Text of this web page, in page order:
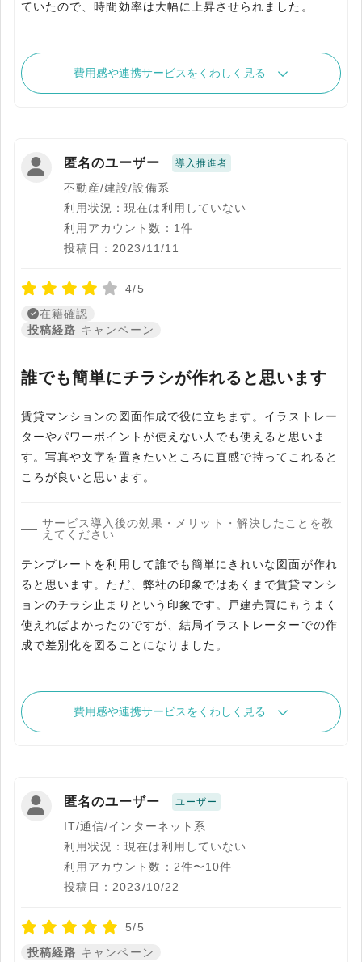
ていたので、時間効率は大幅に上昇させられました。
費用感や連携サービスをくわしく見る
匿名のユーザー 導入推進者
不動産/建設/設備系
利用状況：現在は利用していない
利用アカウント数：1件
投稿日：2023/11/11
4/5
在籍確認
投稿経路 キャンペーン
誰でも簡単にチラシが作れると思います
賃貸マンションの図面作成で役に立ちます。イラストレー
ターやパワーポイントが使えない人でも使えると思いま
す。写真や文字を置きたいところに直感で持ってこれると
サービス導入後の効果・メリット・解決したことを教
えてください
テンプレートを利用して誰でも簡単にきれいな図面が作れ
ると思います。ただ、弊社の印象ではあくまで賃貸マンシ
ョンのチラシ止まりという印象です。戸建売買にもうまく
使えればよかったのですが、結局イラストレーターでの作
成で差別化を図ることになりました。
費用感や連携サービスをくわしく見る
匿名のユーザー ユーザー
IT/通信/インターネット系
利用状況：現在は利用していない
利用アカウント数：2件〜10件
投稿日：2023/10/22
5/5
投稿経路 キャンペーン